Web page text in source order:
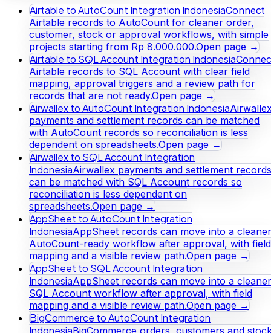
Airtable to AutoCount Integration IndonesiaConnect
Airtable records to AutoCount for cleaner order,
customer, stock or approval workflows, with simple
projects starting from Rp 8.000.000.Open page →
Airtable to SQL Account Integration Indonesia
Airtable records to SQL Account with clear field
mapping, approval triggers and a review path for
records that are not ready.Open page →
Airwallex to AutoCount Integration Indonesia
payments and settlement records can be matched
with AutoCount records so reconciliation is less
dependent on spreadsheets.Open page →
Airwallex to SQL Account Integration
IndonesiaAirwallex payments and settlement records
can be matched with SQL Account records so
reconciliation is less dependent on
spreadsheets.Open page →
AppSheet to AutoCount Integration
IndonesiaAppSheet records can move into a cleaner
AutoCount-ready workflow after approval, with field
mapping and a visible review path.Open page →
AppSheet to SQL Account Integration
IndonesiaAppSheet records can move into a cleaner
SQL Account workflow after approval, with field
mapping and a visible review path.Open page →
BigCommerce to AutoCount Integration
Indonesia